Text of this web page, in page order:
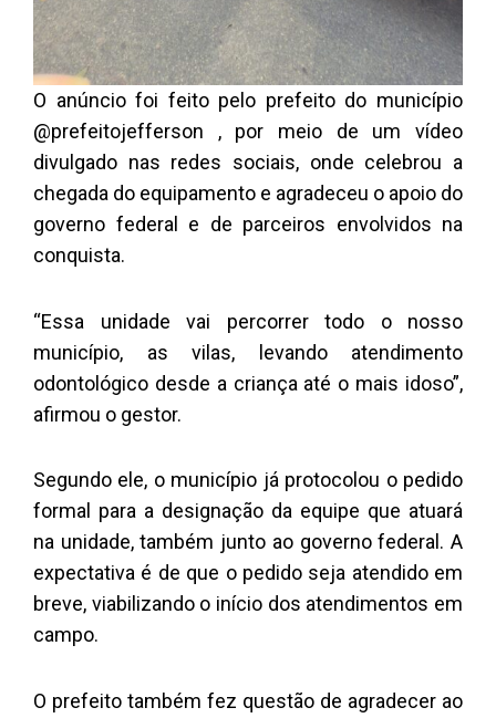
O anúncio foi feito pelo prefeito do município
@prefeitojefferson , por meio de um vídeo
divulgado nas redes sociais, onde celebrou a
chegada do equipamento e agradeceu o apoio do
governo federal e de parceiros envolvidos na
conquista.
“Essa unidade vai percorrer todo o nosso
município, as vilas, levando atendimento
odontológico desde a criança até o mais idoso”,
afirmou o gestor.
Segundo ele, o município já protocolou o pedido
formal para a designação da equipe que atuará
na unidade, também junto ao governo federal. A
expectativa é de que o pedido seja atendido em
breve, viabilizando o início dos atendimentos em
campo.
O prefeito também fez questão de agradecer ao